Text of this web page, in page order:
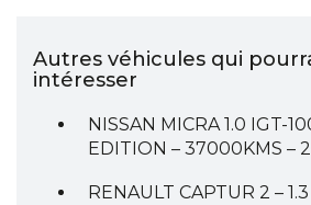
Autres véhicules qui
intéresser
NISSAN MICRA 1.0 IGT-
EDITION – 37000KMS –
RENAULT CAPTUR 2 – 1.3